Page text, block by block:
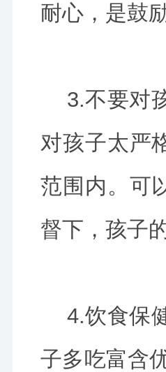
耐心，是鼓
3.不要对
对孩子太严
范围内。可
督下，孩子
4.饮食保
子多吃富含